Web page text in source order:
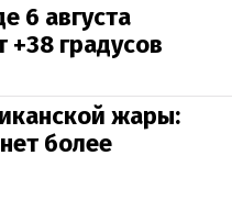
6 августа
+38 градусов
жары:
более